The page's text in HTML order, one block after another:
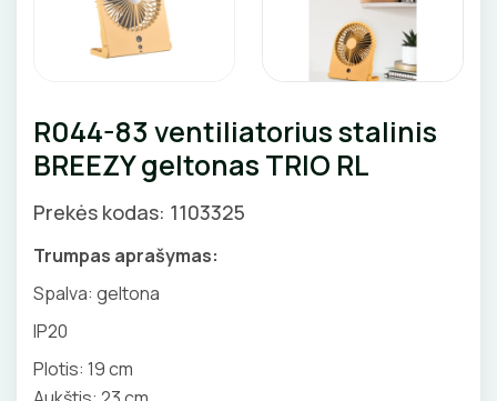
Pirties apšvietimas
Valdikliai, pulteliai
GNYBTAI
KABELIAI, LAIDAI
IZOLIACINĖS JUOSTOS
SANDARIKLIAI
TERMO VAMZDELIAI, PIRŠTINĖS
R044-83 ventiliatorius stalinis
BREEZY geltonas TRIO RL
Prekės kodas: 1103325
Trumpas aprašymas:
Spalva: geltona
IP20
Plotis: 19 cm